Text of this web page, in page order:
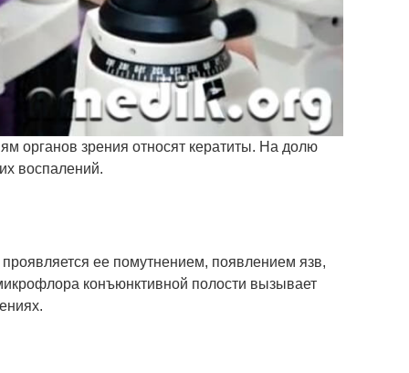
органов зрения относят кератиты. На долю
воспалений.
ее помутнением, появлением язв,
конъюнктивной полости вызывает